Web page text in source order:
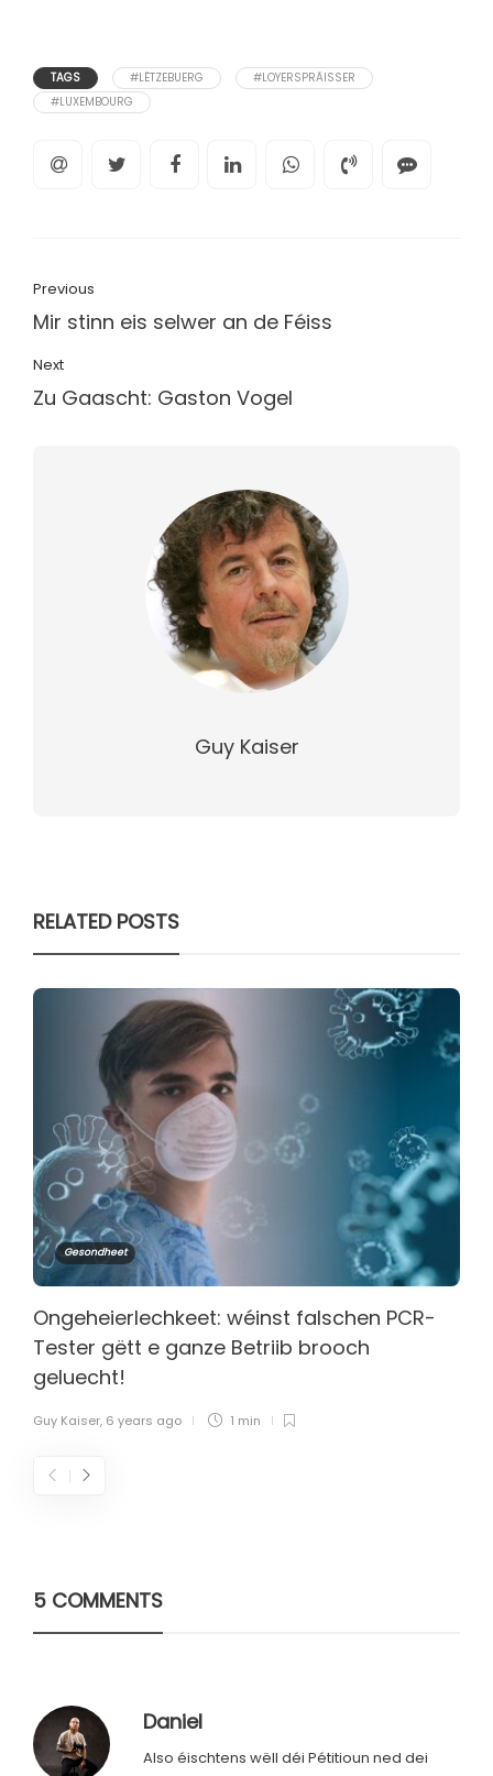
TAGS #LËTZEBUERG
#LOYERSPRÄISSER
#LUXEMBOURG
Previous
Mir stinn eis selwer an de Féiss
Next
Zu Gaascht: Gaston Vogel
Guy Kaiser
RELATED POSTS
Gesondheet
Ongeheierlechkeet: wéinst falschen PCR-
Tester gëtt e ganze Betriib brooch
geluecht!
Guy Kaiser, 6 years ago 1 min
5 COMMENTS
Daniel
Also éischtens wëll déi Pétitioun ned dei